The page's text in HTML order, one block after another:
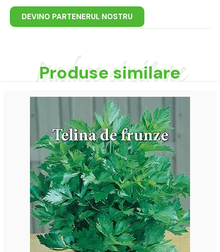
DEVINO PARTENERUL NOSTRU
Produse similare
Produse similare